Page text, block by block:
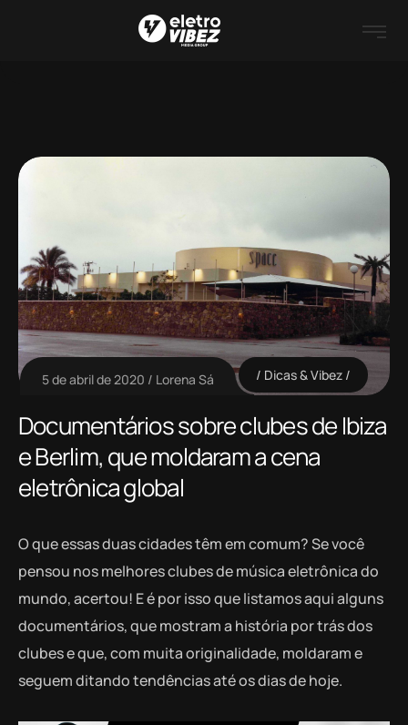
5 de abril de 2020 Lorena Sá Dicas & Vibez
Documentários sobre clubes de Ibiza
e Berlim, que moldaram a cena
eletrônica global
O que essas duas cidades têm em comum? Se você
pensou nos melhores clubes de música eletrônica do
mundo, acertou! E é por isso que listamos aqui alguns
documentários, que mostram a história por trás dos
clubes e que, com muita originalidade, moldaram e
seguem ditando tendências até os dias de hoje.